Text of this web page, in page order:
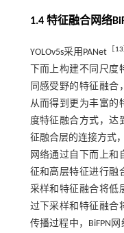
1.4 特征融合网络
YOLOv5s采用PANet 13
下而上构建不同尺
同感受野的特征融合
从而得到更为丰富的
度特征融合方式，达
征融合层的连接方式
网络通过自下而上和
征和高层特征进行融
采样和特征融合将低
过下采样和特征融合
传播过程中，BiFPN